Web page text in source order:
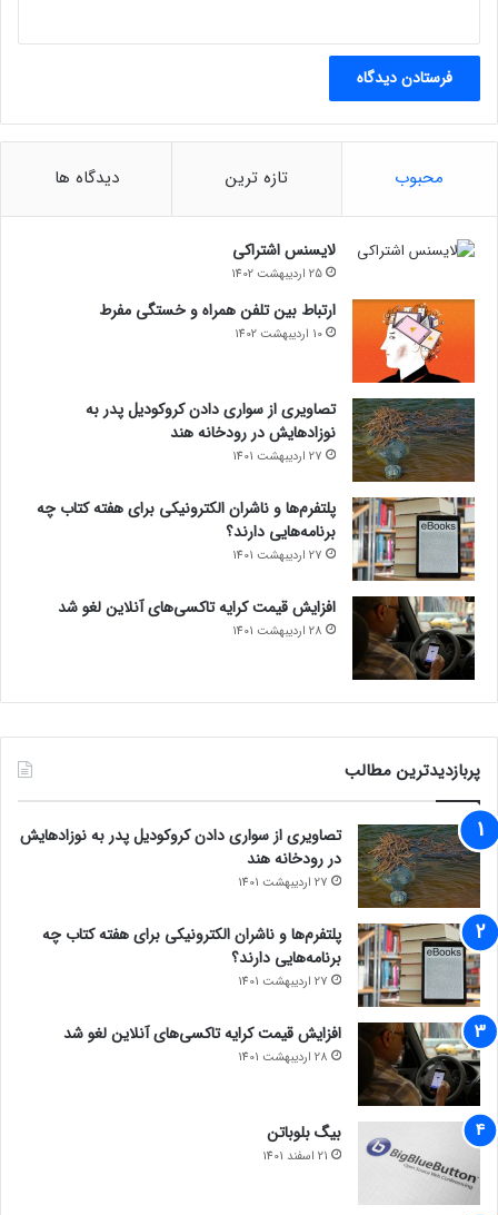
محبوب تازه ترین دیدگاه ها
لایسنس اشتراکی
25 اردیبهشت 1402
ارتباط بین تلفن همراه و خستگی مفرط
10 اردیبهشت 1402
تصاویری از سواری دادن کروکودیل پدر به
نوزادهایش در رودخانه هند
27 اردیبهشت 1401
پلتفرم‌ها و ناشران الکترونیکی برای هفته کتاب چه
برنامه‌هایی دارند؟
27 اردیبهشت 1401
افزایش قیمت کرایه تاکسی‌های آنلاین لغو شد
28 اردیبهشت 1401
پربازدیدترین مطالب
تصاویری از سواری دادن کروکودیل پدر به نوزادهایش
در رودخانه هند
27 اردیبهشت 1401
پلتفرم‌ها و ناشران الکترونیکی برای هفته کتاب چه
برنامه‌هایی دارند؟
27 اردیبهشت 1401
افزایش قیمت کرایه تاکسی‌های آنلاین لغو شد
28 اردیبهشت 1401
بیگ بلوباتن
21 اسفند 1401